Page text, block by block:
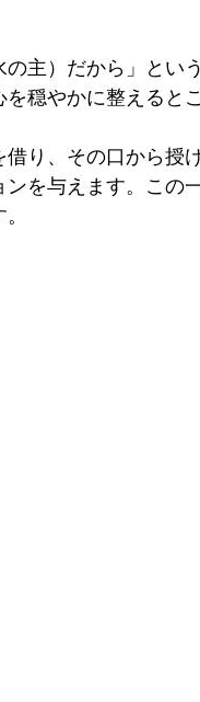
の主）だから」と
穏やかに整えると
り、その口から授
を与えます。この